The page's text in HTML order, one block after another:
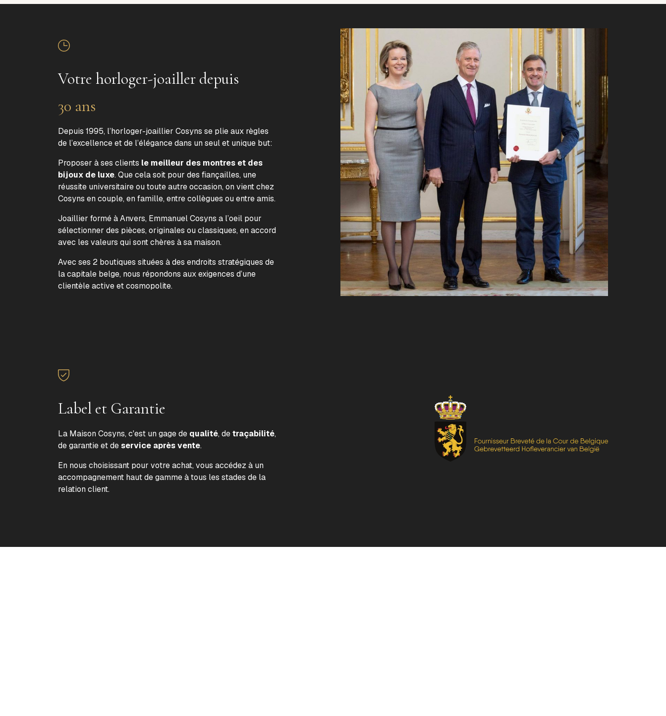
Votre horloger-joailler depuis
30 ans
Depuis 1995, l’horloger-joaillier Cosyns se plie aux règles
de l’excellence et de l’élégance dans un seul et unique but:
Proposer à ses clients le meilleur des montres et des
bijoux de luxe. Que cela soit pour des fiançailles, une
réussite universitaire ou toute autre occasion, on vient chez
Cosyns en couple, en famille, entre collègues ou entre amis.
Joaillier formé à Anvers, Emmanuel Cosyns a l’oeil pour
sélectionner des pièces, originales ou classiques, en accord
avec les valeurs qui sont chères à sa maison.
Avec ses 2 boutiques situées à des endroits stratégiques de
la capitale belge, nous répondons aux exigences d’une
clientèle active et cosmopolite.
Label et Garantie
La Maison Cosyns, c'est un gage de qualité, detraçabilité,
de garantie et deservice après vente.
En nous choisissant pour votre achat, vous accédez à un
accompagnement haut de gamme à tous les stades de la
relation client.